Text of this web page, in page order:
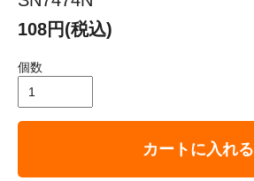
108円(税込)
個数
カートに入れる